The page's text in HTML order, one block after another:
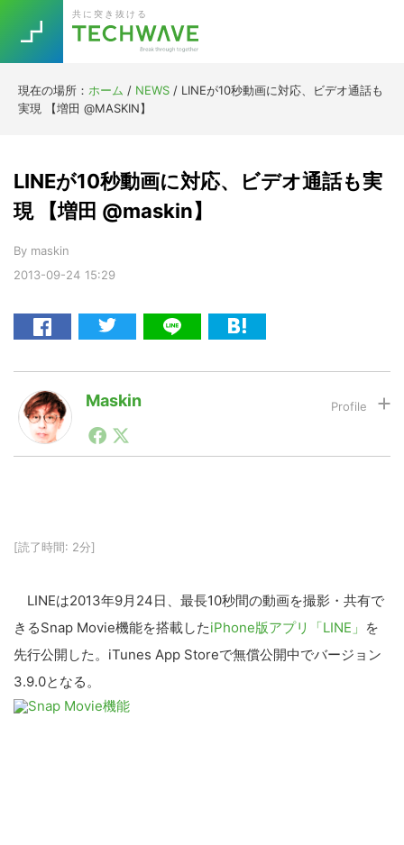
primary
navigation
main
content
primary
sidebar
footer
共に突き抜ける
現在の場所： ホーム / NEWS / LINEが10秒動画に対応、ビデオ通話も
実現 【増田 @MASKIN】
2013-09-24 15:29
LINEが10秒動画に対応、ビデオ通話も実
現 【増田 @maskin】
By maskin
Maskin
1990年代初頭から記者としてまた起業家としてITスタ
ートアップ業界のハードウェアからソフトウェアの事業
スクとして数億PV事業に。世界最大IT系メディア（ス
注力中。
[読了時間: 2分]
LINEは2013年9月24日、最長10秒間の動画を撮影・共有で
きるSnap Movie機能を搭載したiPhone版アプリ「LINE」 を
先行公開した。iTunes App Storeで無償公開中でバージョン
3.9.0となる。
TOPICS
RE:LIFE
Re:Work
AI
[Startup]
[Voice Edition]
[YouTube]
Block Data Bank
Trend 今話題の注目キーワード
5G Asana